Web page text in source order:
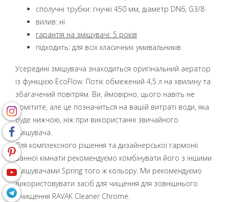
сполучні трубки: гнучкі 450 мм, діаметр DN6, G3/8
вилив: ні
гарантія на змішувачі: 5 років
підходить: для всіх класичних умивальників
Усередині змішувача знаходиться оригінальний аератор
із функцією EcoFlow. Потік обмежений 4,5 л на хвилину та
збагачений повітрям. Ви, ймовірно, цього навіть не
помітите, але це позначиться на вашій витраті води, яка
буде нижчою, ніж при використанні звичайного
змішувача.
Для комплексного рішення та дизайнерської гармонії
ванної кімнати рекомендуємо комбінувати його з іншими
змішувачами Spring того ж кольору. Ми рекомендуємо
використовувати засіб для чищення для зовнішнього
очищення RAVAK Cleaner Chrome.